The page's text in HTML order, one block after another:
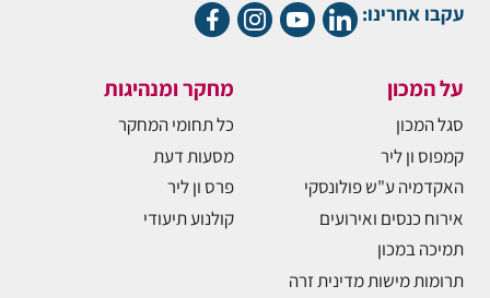
עקבו אחרינו:
על המכון
סגל המכון
קמפוס ון ליר
האקדמיה ע"ש פולונסקי
אירוח כנסים ואירועים
תמיכה במכון
תרומות מישות מדינית זרה
מחקר ומנהיגות
כל תחומי המחקר
מסעות דעת
פרס ון ליר
קולנוע תיעודי